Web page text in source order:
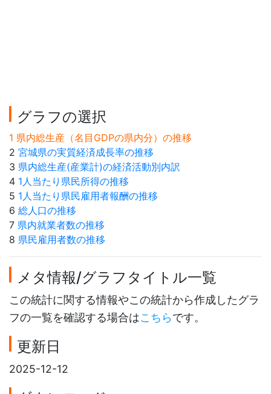
グラフの選択
1 県内総生産（名目GDPの県内分）の推移
2 宮城県の実質経済成長率の推移
3 県内総生産(産業計)の経済活動別内訳
4 1人当たり県民所得の推移
5 1人当たり県民雇用者報酬の推移
6 総人口の推移
7 県内就業者数の推移
8 県民雇用者数の推移
メタ情報/グラフタイトル一覧
この統計に関する情報やこの統計から作成したグラ
フの一覧を確認する場合はこちらです。
更新日
2025-12-12